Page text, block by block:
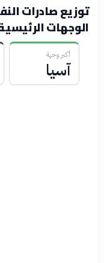
توزيع صادرات
الوجهات الرئيسية
أكبر وجهة
آسيا